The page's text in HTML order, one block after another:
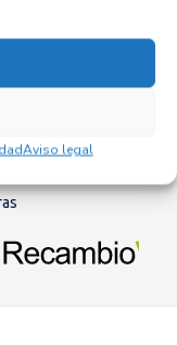
Aviso legal